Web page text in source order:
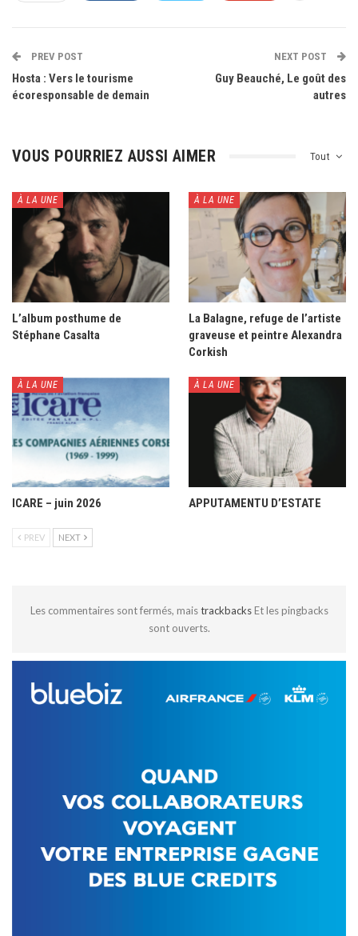
PREV POST
Hosta : Vers le tourisme
écoresponsable de demain
NEXT POST
Guy Beauché, Le goût des
autres
Tout
VOUS POURRIEZ AUSSI AIMER
À LA UNE
L’album posthume de
Stéphane Casalta
À LA UNE
La Balagne, refuge de l’artiste
graveuse et peintre Alexandra
Corkish
À LA UNE
ICARE – juin 2026
À LA UNE
APPUTAMENTU D’ESTATE
PREV NEXT
Les commentaires sont fermés, maistrackbacks Et les pingbacks
sont ouverts.